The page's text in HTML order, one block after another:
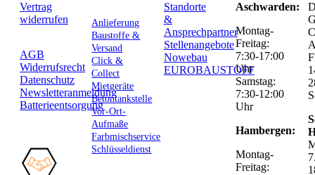
Vertrag
widerrufen
AGB
Widerrufsrecht
Datenschutz
Newsletteranmeldung
Batterieentsorgung
Anlieferung
Baustoffe &
Versand
Click &
Collect
Mietgeräte
Betontankstelle
Vor-Ort-
Aufmaße
Farbmischservice
Schlüsseldienst
Standorte
&
Ansprechpartner
Stellenangebote
Nowebau
EUROBAUSTOFF
Aschwarden:
Montag-
Freitag:
7:30-17:00
Uhr
Samstag:
7:30-12:00
Uhr
Hambergen:
Montag-
Freitag: